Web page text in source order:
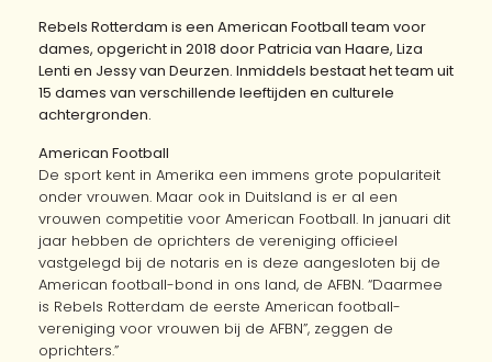
Rebels Rotterdam is een American Football team voor
dames, opgericht in 2018 door Patricia van Haare, Liza
Lenti en Jessy van Deurzen. Inmiddels bestaat het team uit
15 dames van verschillende leeftijden en culturele
achtergronden.
American Football
De sport kent in Amerika een immens grote populariteit
onder vrouwen. Maar ook in Duitsland is er al een
vrouwen competitie voor American Football. In januari dit
jaar hebben de oprichters de vereniging officieel
vastgelegd bij de notaris en is deze aangesloten bij de
American football-bond in ons land, de AFBN. “Daarmee
is Rebels Rotterdam de eerste American football-
vereniging voor vrouwen bij de AFBN”, zeggen de
oprichters.”